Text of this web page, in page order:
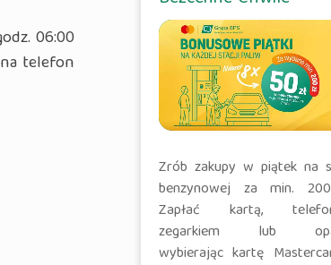
06:00
telefon
Zrób zakupy w piątek na
benzynowej za min.
Zapłać kartą,
zegarkiem lub
wybierając kartę